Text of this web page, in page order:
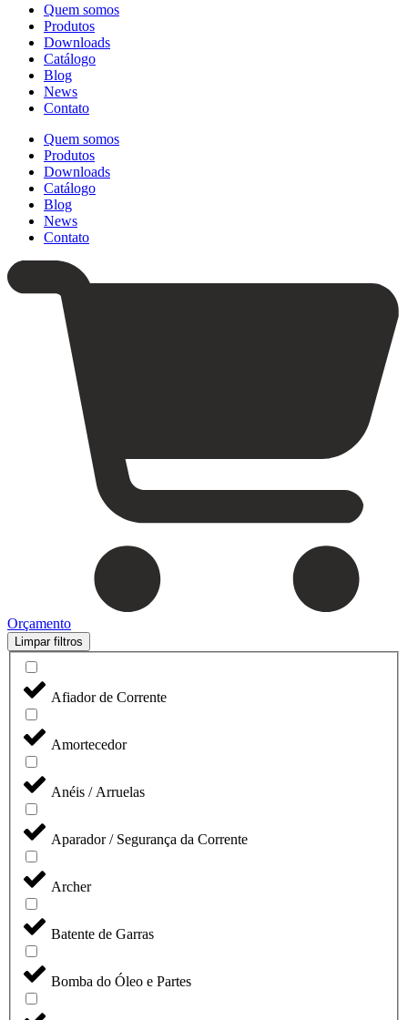
Quem somos
Produtos
Downloads
Catálogo
Blog
News
Contato
Quem somos
Produtos
Downloads
Catálogo
Blog
News
Contato
Orçamento
Limpar filtros
Afiador de Corrente
Amortecedor
Anéis / Arruelas
Aparador / Segurança da Corrente
Archer
Batente de Garras
Bomba do Óleo e Partes